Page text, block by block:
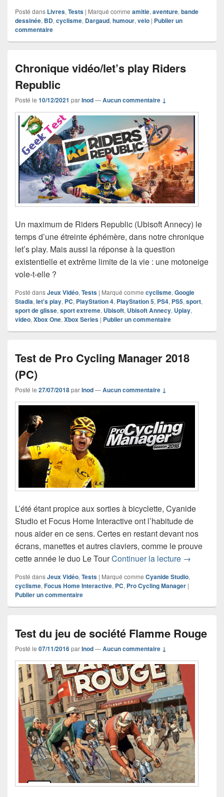
Posté dans Livres, Tests | Marqué comme amitie, aventure, bande
dessinée, BD, cyclisme, Dargaud, humour, velo | Publier un
commentaire
Chronique vidéo/let’s play Riders
Republic
Posté le 10/12/2021 parInod—Aucun commentaire ↓
Un maximum de Riders Republic (Ubisoft Annecy) le
temps d’une étreinte éphémère, dans notre chronique
let’s play. Mais aussi la réponse à la question
existentielle et extrême limite de la vie : une motoneige
vole-t-elle ?
Posté dansJeux Vidéo, Tests | Marqué comme cyclisme, Google
Stadia, let's play, PC, PlayStation 4, PlayStation 5, PS4, PS5, sport,
sport de glisse, sport extreme, Ubisoft, Ubisoft Annecy, Uplay,
video, Xbox One, Xbox Series | Publier un commentaire
Test de Pro Cycling Manager 2018
(PC)
Posté le 27/07/2018parInod—Aucun commentaire ↓
L’été étant propice aux sorties à bicyclette, Cyanide
Studio et Focus Home Interactive ont l’habitude de
nous aider en ce sens. Certes en restant devant nos
écrans, manettes et autres claviers, comme le prouve
cette année le duo Le TourContinuer la lecture Test de
→
Posté dansJeux Vidéo, Tests | Marqué comme Cyanide Studio,
cyclisme, Focus Home Interactive, PC, Pro Cycling Manager |
Publier un commentaire
Test du jeu de société Flamme Rouge
Posté le 07/11/2016parInod—Aucun commentaire ↓